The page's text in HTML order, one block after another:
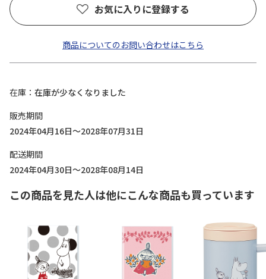
お気に入りに登録する
商品についてのお問い合わせはこちら
在庫
在庫が少なくなりました
販売期間
2024年04月16日～2028年07月31日
配送期間
2024年04月30日～2028年08月14日
この商品を見た人は他にこんな商品も買っています